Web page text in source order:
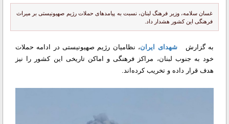
غسان سلامه، وزیر فرهنگ لبنان، نسبت به پیامدهای حملات رژیم صهیونیستی بر میراث
فرهنگی این کشور هشدار داد.
به گزارششهدای ایران، نظامیان رژیم صهیونیستی در ادامه حملات
خود به جنوب لبنان، مراکز فرهنگی و اماکن تاریخی این کشور را نیز
هدف قرار داده و تخریب کرده‌اند.